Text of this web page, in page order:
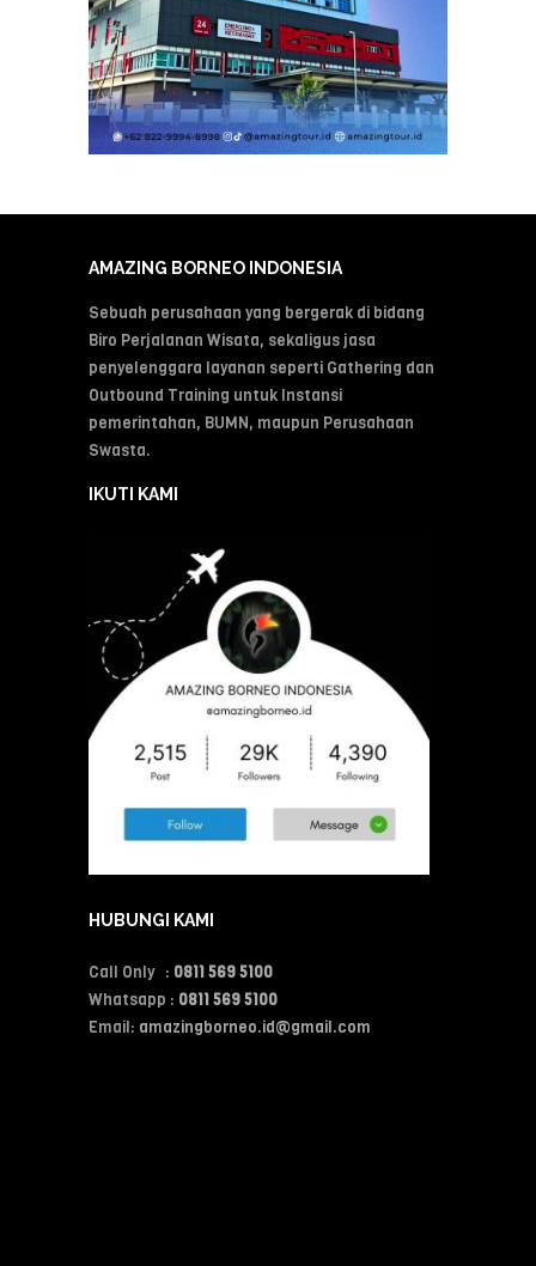
AMAZING BORNEO INDONESIA
Sebuah perusahaan yang bergerak di bidang
Biro Perjalanan Wisata, sekaligus jasa
penyelenggara layanan seperti Gathering dan
Outbound Training untuk Instansi
pemerintahan, BUMN, maupun Perusahaan
Swasta.
IKUTI KAMI
HUBUNGI KAMI
Call Only : 0811 569 5100
Whatsapp : 0811 569 5100
Email: amazingborneo.id@gmail.com